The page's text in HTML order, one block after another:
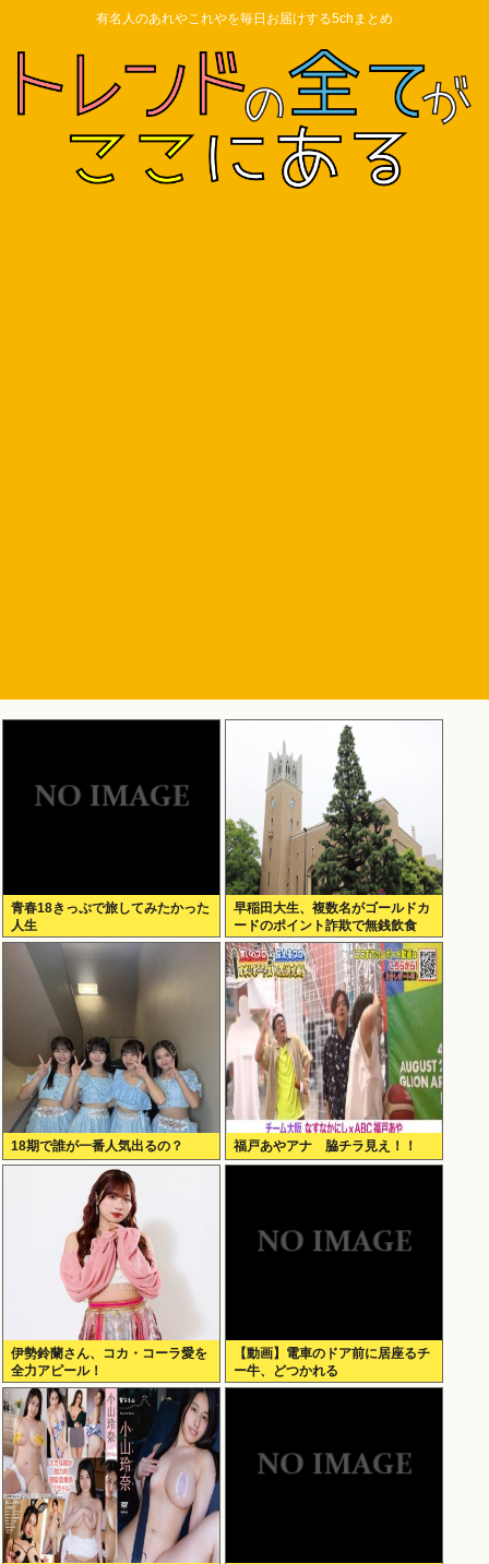
有名人のあれやこれやを毎日お届けする5chまとめ
青春18きっぷで旅してみたかった
人生
早稲田大生、複数名がゴールドカ
ードのポイント詐欺で無銭飲食
18期で誰が一番人気出るの？ 福戸あやアナ 脇チラ見え！！
伊勢鈴蘭さん、コカ・コーラ愛を
全力アピール！
【動画】電車のドア前に居座るチ
ー牛、どつかれる